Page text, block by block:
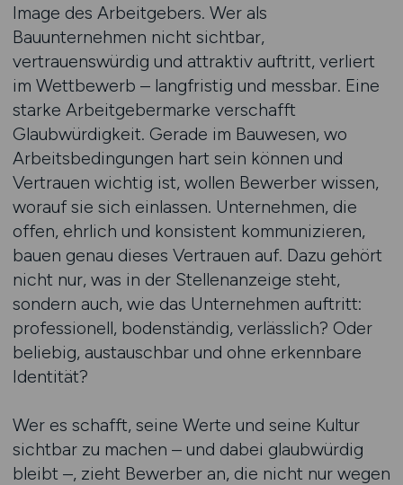
Image des Arbeitgebers. Wer als
Bauunternehmen nicht sichtbar,
vertrauenswürdig und attraktiv auftritt, verliert
im Wettbewerb – langfristig und messbar. Eine
starke Arbeitgebermarke verschafft
Glaubwürdigkeit. Gerade im Bauwesen, wo
Arbeitsbedingungen hart sein können und
Vertrauen wichtig ist, wollen Bewerber wissen,
worauf sie sich einlassen. Unternehmen, die
offen, ehrlich und konsistent kommunizieren,
bauen genau dieses Vertrauen auf. Dazu gehört
nicht nur, was in der Stellenanzeige steht,
sondern auch, wie das Unternehmen auftritt:
professionell, bodenständig, verlässlich? Oder
beliebig, austauschbar und ohne erkennbare
Identität?
Wer es schafft, seine Werte und seine Kultur
sichtbar zu machen – und dabei glaubwürdig
bleibt –, zieht Bewerber an, die nicht nur wegen